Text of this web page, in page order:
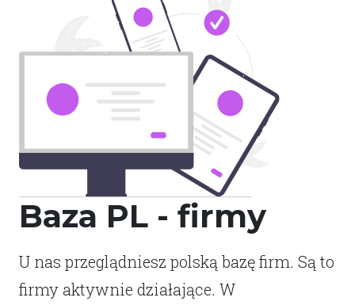
Baza PL - firmy
U nas przeglądniesz polską bazę firm. Są to
firmy aktywnie działające. W